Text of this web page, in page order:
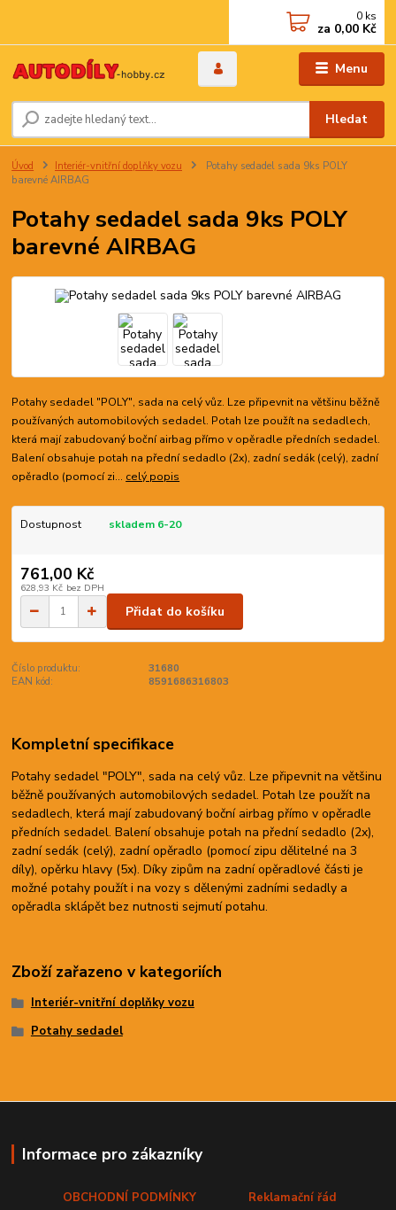
Menu
Hledat
0 ks
za 0,00 Kč
Úvod Interiér-vnitřní doplňky vozu
Potahy sedadel sada 9ks POLY
barevné AIRBAG
Potahy sedadel sada 9ks POLY
barevné AIRBAG
Potahy sedadel "POLY", sada na celý vůz. Lze připevnit na většinu běžně
používaných automobilových sedadel. Potah lze použít na sedadlech,
která mají zabudovaný boční airbag přímo v opěradle předních sedadel.
Balení obsahuje potah na přední sedadlo (2x), zadní sedák (celý), zadní
opěradlo (pomocí zi... celý popis
Dostupnost skladem 6-20
761,00 Kč
628,93 Kč bez DPH
Přidat do košíku
Číslo produktu:
31680
EAN kód:
8591686316803
Kompletní specifikace
Potahy sedadel "POLY", sada na celý vůz. Lze připevnit na většinu
běžně používaných automobilových sedadel. Potah lze použít na
sedadlech, která mají zabudovaný boční airbag přímo v opěradle
předních sedadel. Balení obsahuje potah na přední sedadlo (2x),
zadní sedák (celý), zadní opěradlo (pomocí zipu dělitelné na 3
díly), opěrku hlavy (5x). Díky zipům na zadní opěradlové části je
možné potahy použít i na vozy s dělenými zadními sedadly a
opěradla sklápět bez nutnosti sejmutí potahu.
Zboží zařazeno v kategoriích
Interiér-vnitřní doplňky vozu
Potahy sedadel
Informace pro zákazníky
OBCHODNÍ PODMÍNKY
Reklamační řád